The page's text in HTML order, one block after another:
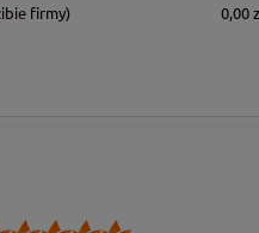
firmy) 0,00